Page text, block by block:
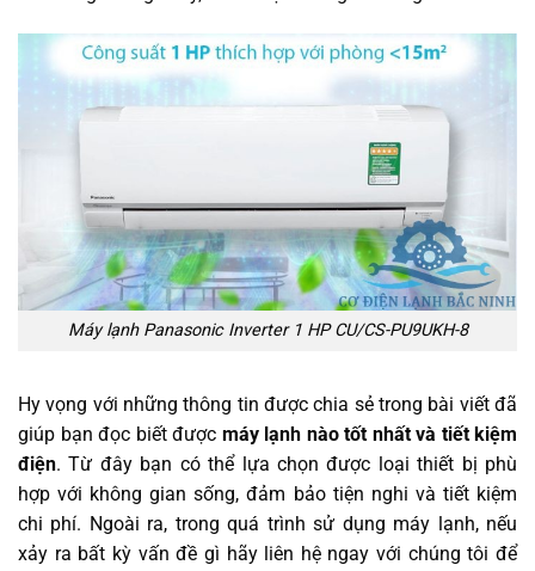
Máy lạnh Panasonic Inverter 1 HP CU/CS-PU9UKH-8
Hy vọng với những thông tin được chia sẻ trong bài viết đã
giúp bạn đọc biết được máy lạnh nào tốt nhất và tiết kiệm
điện. Từ đây bạn có thể lựa chọn được loại thiết bị phù
hợp với không gian sống, đảm bảo tiện nghi và tiết kiệm
chi phí. Ngoài ra, trong quá trình sử dụng máy lạnh, nếu
xảy ra bất kỳ vấn đề gì hãy liên hệ ngay với chúng tôi để